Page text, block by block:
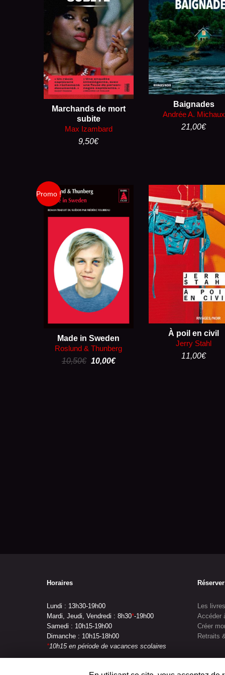
Marchands de mort
subite
Max Izambard
9,50€
Baignades
Andrée A. Michaux
21,00€
Promo !
Made in Sweden
Roslund & Thunberg
10,50€ 10,00€
À poil en civil
Jerry Stahl
11,00€
Horaires
Lundi : 13h30-19h00
Mardi, Jeudi, Vendredi : 8h30*-19h00
Samedi : 10h15-19h00
Dimanche : 10h15-18h00
*10h15 en période de vacances scolaires
Les livres
Accéder
Créer
Retraits